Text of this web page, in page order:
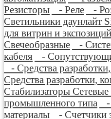
Резисторы
- Реле -
Светильники даунлайт
для витрин и
Свечеобразные
-
кабеля
-
- Средства
Средства разработки,
Стабилизаторы
промышленного типа
-
материалы
- Счетчики